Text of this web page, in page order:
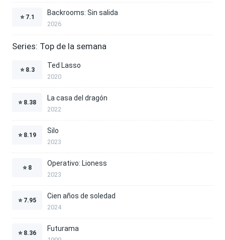
⭐ 7.1
Backrooms: Sin salida
2026
Series: Top de la semana
⭐ 8.3
Ted Lasso
2020
⭐ 8.38
La casa del dragón
2022
⭐ 8.19
Silo
2023
⭐ 8
Operativo: Lioness
2023
⭐ 7.95
Cien años de soledad
2024
⭐ 8.36
Futurama